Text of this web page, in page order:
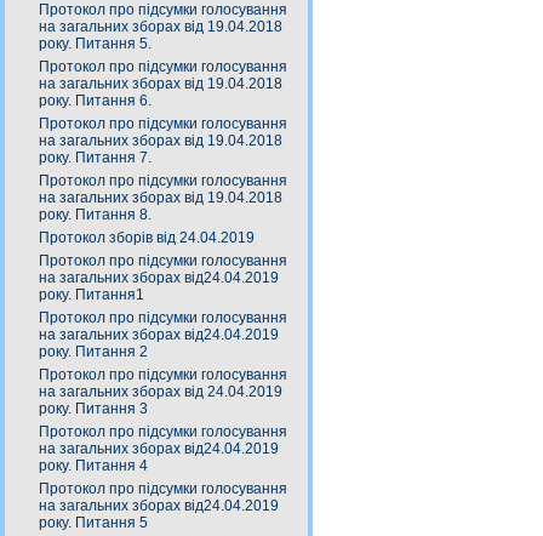
Протокол про підсумки голосування
на загальних зборах від 19.04.2018
року. Питання 5.
Протокол про підсумки голосування
на загальних зборах від 19.04.2018
року. Питання 6.
Протокол про підсумки голосування
на загальних зборах від 19.04.2018
року. Питання 7.
Протокол про підсумки голосування
на загальних зборах від 19.04.2018
року. Питання 8.
Протокол зборів від 24.04.2019
Протокол про підсумки голосування
на загальних зборах від24.04.2019
року. Питання1
Протокол про підсумки голосування
на загальних зборах від24.04.2019
року. Питання 2
Протокол про підсумки голосування
на загальних зборах від 24.04.2019
року. Питання 3
Протокол про підсумки голосування
на загальних зборах від24.04.2019
року. Питання 4
Протокол про підсумки голосування
на загальних зборах від24.04.2019
року. Питання 5